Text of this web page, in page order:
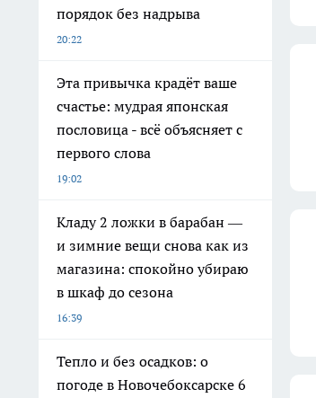
порядок без надрыва
20:22
Эта привычка крадёт ваше
счастье: мудрая японская
пословица - всё объясняет с
первого слова
19:02
Кладу 2 ложки в барабан —
и зимние вещи снова как из
магазина: спокойно убираю
в шкаф до сезона
16:39
Тепло и без осадков: о
погоде в Новочебоксарске 6